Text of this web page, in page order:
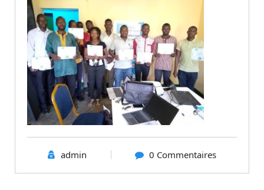
admin 0 Commentaires